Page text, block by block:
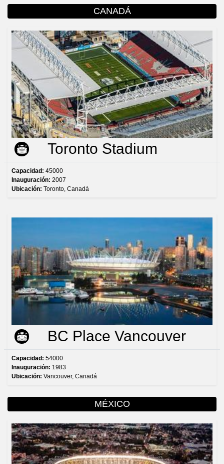
CANADÁ
Toronto Stadium
Capacidad: 45000
Inauguración: 2007
Ubicación: Toronto, Canadá
BC Place Vancouver
Capacidad: 54000
Inauguración: 1983
Ubicación: Vancouver, Canadá
MÉXICO